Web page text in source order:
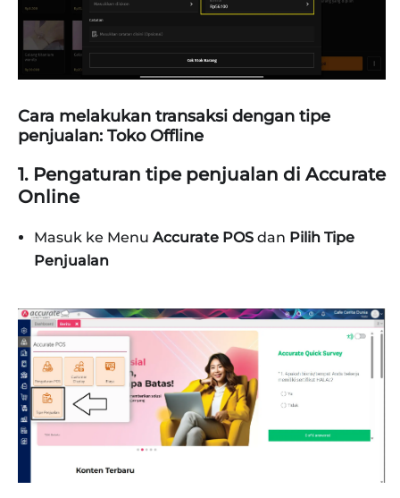
Cara melakukan transaksi dengan tipe
penjualan: Toko Offline
1. Pengaturan tipe penjualan di Accurate
Online
Masuk ke Menu Accurate POS dan Pilih Tipe
Penjualan